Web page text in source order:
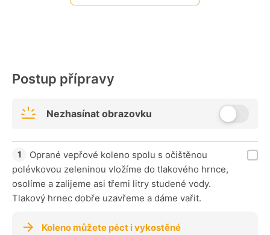
Postup přípravy
Nezhasínat obrazovku
Oprané vepřové koleno spolu s očištěnou
polévkovou zeleninou vložíme do tlakového hrnce,
osolíme a zalijeme asi třemi litry studené vody.
Tlakový hrnec dobře uzavřeme a dáme vařit.
Koleno můžete péct i vykostěné